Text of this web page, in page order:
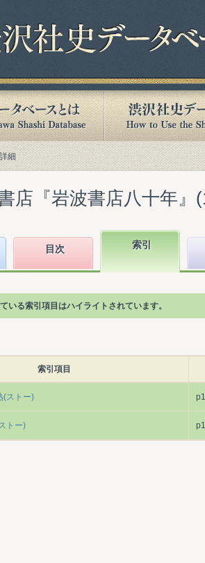
細
店『岩波書店八十年』
目次 索引
いる索引項目はハイライトされています。
索引項目
(ストー)
トー)